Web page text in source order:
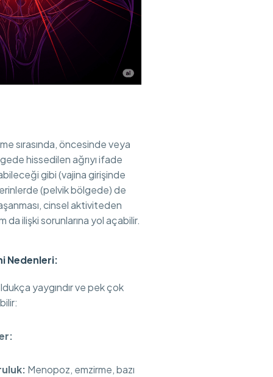
sırasında, öncesinde veya
hissedilen ağrıyı ifade
gibi (vajina girişinde
(pelvik bölgede) de
cinsel aktiviteden
da ilişki sorunlarına yol açabilir.
Nedenleri:
yaygındır ve pek çok
Menopoz, emzirme, bazı